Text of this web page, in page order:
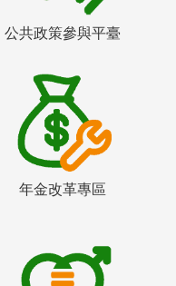
公共政策參與平臺
年金改革專區